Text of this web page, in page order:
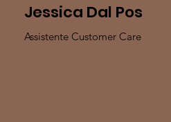
Jessica Dal Pos
Assistente Customer Care